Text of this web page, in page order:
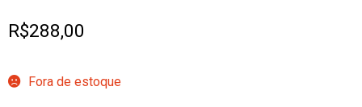
R$288,00
Fora de estoque